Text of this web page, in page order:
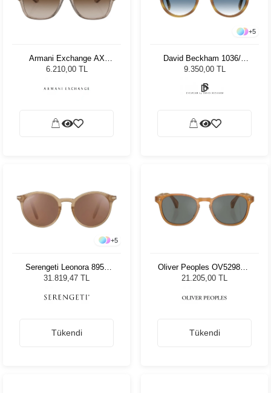
Armani Exchange AX
4029S 824013 57 Kadın
Güneş Gözlüğü
6.210,00 TL
+5
David Beckham 1036/S
C9B/08 - 49 Unisex Güneş
Gözlüğü
9.350,00 TL
+5
Serengeti Leonora 8956
Unisex Güneş Gözlüğü
31.819,47 TL
Tükendi
Oliver Peoples OV5298SU
1578W5 51 Unisex Güneş
Gözlüğü
21.205,00 TL
Tükendi